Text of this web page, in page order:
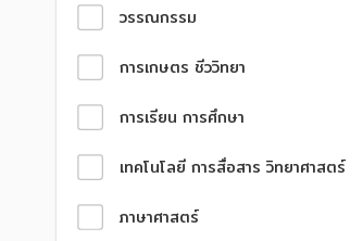
วรรณกรรม
การเกษตร ชีววิทยา
การเรียน การศึกษา
เทคโนโลยี การสื่อสาร วิทยาศาสตร์
ภาษาศาสตร์